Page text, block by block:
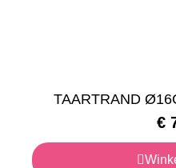
TAARTRAND
€